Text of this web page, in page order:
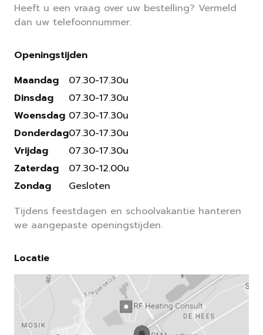
Heeft u een vraag over uw bestelling? Vermeld
dan uw telefoonnummer.
Openingstijden
Maandag
Dinsdag
Woensdag
Donderdag
Vrijdag
Zaterdag
Zondag
07.30-17.30u
07.30-17.30u
07.30-17.30u
07.30-17.30u
07.30-17.30u
07.30-12.00u
Gesloten
Tijdens feestdagen en schoolvakantie hanteren
we aangepaste openingstijden.
Locatie